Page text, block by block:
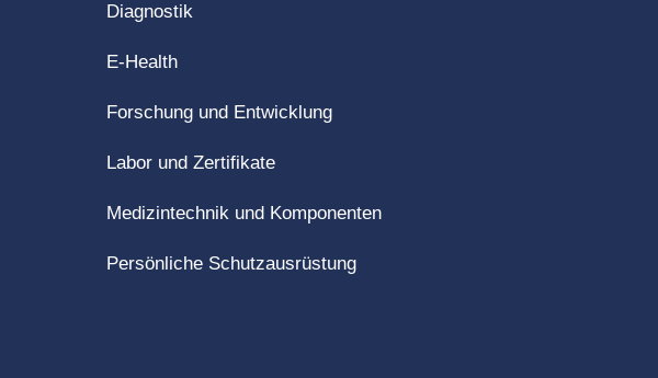
Diagnostik
E-Health
Forschung und Entwicklung
Labor und Zertifikate
Medizintechnik und Komponenten
Persönliche Schutzausrüstung